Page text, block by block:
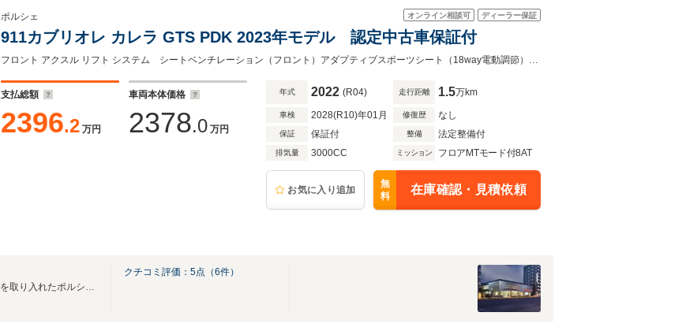
オンライン相談可 ディーラー保証
ポルシェ
911カブリオレ カレラ GTS PDK 2023年モデル 認定中古車保証付
フロント アクスル リフト システム シートベンチレーション（フロント）アダプティブスポーツシート（18way電動調節）ステアリングホイール（レザー）【K26-0702】
支払総額
2396.2 万円
車両本体価格
2378.0 万円
年式 2022 (R04) 走行距離 1.5万km
車検 2028(R10)年01月 修復歴 なし
保証 保証付 整備 法定整備付
排気量 3000CC ミッション フロアMTモード付8AT
お気に入り追加
無
料
在庫確認・見積依頼
都心部として最大規模、最新のCIを取り入れたポルシェセンター高輪へようこそ
クチコミ評価： 5点（6件）